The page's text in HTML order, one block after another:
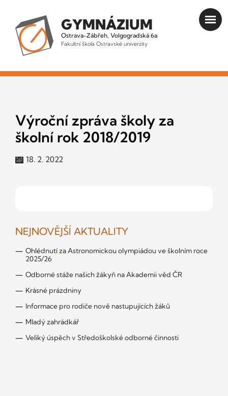
GYMNÁZIUM
Ostrava-Zábřeh, Volgogradská 6a
Fakultní škola Ostravské univerzity
Výroční zpráva školy za
školní rok 2018/2019
18. 2. 2022
NEJNOVĚJŠÍ AKTUALITY
Ohlédnutí za Astronomickou olympiádou ve školním roce
2025/26
Odborné stáže našich žákyň na Akademii věd ČR
Krásné prázdniny
Informace pro rodiče nově nastupujících žáků
Mladý zahrádkář
Veliký úspěch v Středoškolské odborné činnosti